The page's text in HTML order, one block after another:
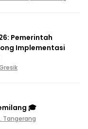
Pemerintah
Implementasi
🎓
Tangerang